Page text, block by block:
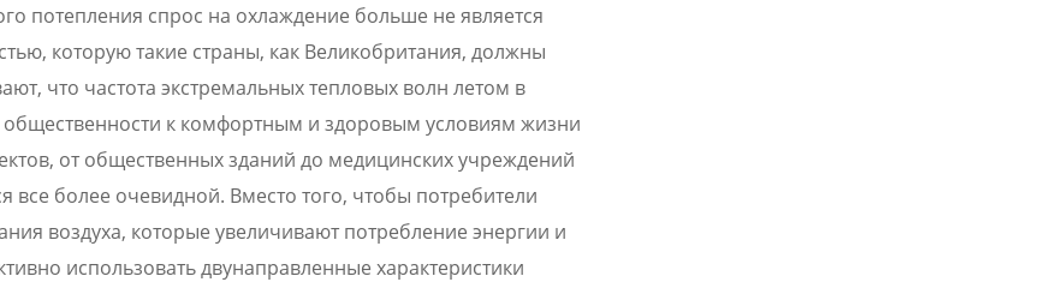
потепления спрос на охлаждение больше не является
которую такие страны, как Великобритания, должны
что частота экстремальных тепловых волн летом в
общественности к комфортным и здоровым условиям жизни
от общественных зданий до медицинских учреждений
все более очевидной. Вместо того, чтобы потребители
воздуха, которые увеличивают потребление энергии и
использовать двунаправленные характеристики